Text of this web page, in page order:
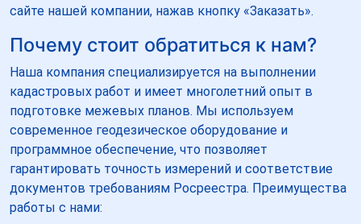
сайте нашей компании, нажав кнопку «Заказать».
Почему стоит обратиться к нам?
Наша компания специализируется на выполнении
кадастровых работ и имеет многолетний опыт в
подготовке межевых планов. Мы используем
современное геодезическое оборудование и
программное обеспечение, что позволяет
гарантировать точность измерений и соответствие
документов требованиям Росреестра. Преимущества
работы с нами: